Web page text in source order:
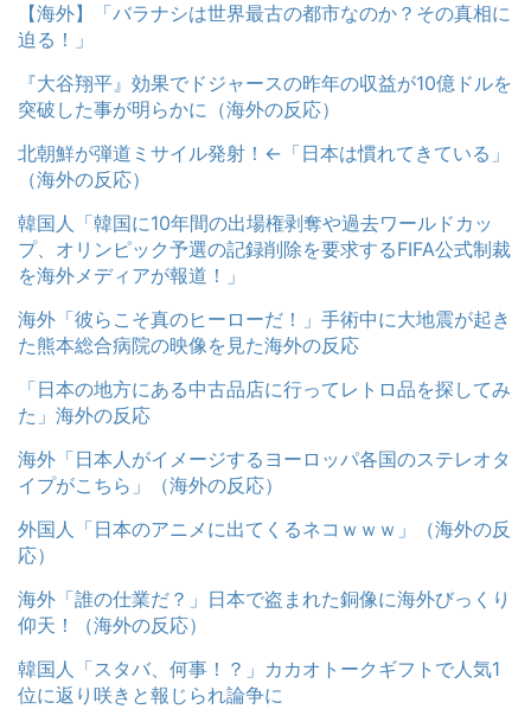
【海外】「バラナシは世界最古の都市なのか？その真相に
迫る！」
『大谷翔平』効果でドジャースの昨年の収益が10億ドルを
突破した事が明らかに（海外の反応）
北朝鮮が弾道ミサイル発射！←「日本は慣れてきている」
（海外の反応）
韓国人「韓国に10年間の出場権剥奪や過去ワールドカッ
プ、オリンピック予選の記録削除を要求するFIFA公式制裁
を海外メディアが報道！」
海外「彼らこそ真のヒーローだ！」手術中に大地震が起き
た熊本総合病院の映像を見た海外の反応
「日本の地方にある中古品店に行ってレトロ品を探してみ
た」海外の反応
海外「日本人がイメージするヨーロッパ各国のステレオタ
イプがこちら」（海外の反応）
外国人「日本のアニメに出てくるネコｗｗｗ」（海外の反
応）
海外「誰の仕業だ？」日本で盗まれた銅像に海外びっくり
仰天！（海外の反応）
韓国人「スタバ、何事！？」カカオトークギフトで人気1
位に返り咲きと報じられ論争に